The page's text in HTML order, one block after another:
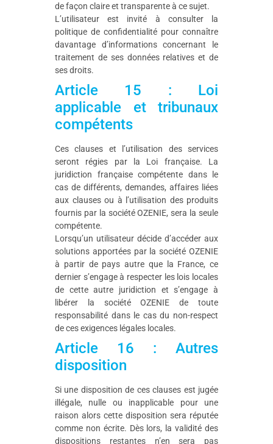
de façon claire et transparente à ce sujet.
L’utilisateur est invité à consulter la
politique de confidentialité pour connaître
davantage d’informations concernant le
traitement de ses données relatives et de
ses droits.
Article 15 : Loi
applicable et tribunaux
compétents
Ces clauses et l’utilisation des services
seront régies par la Loi française. La
juridiction française compétente dans le
cas de différents, demandes, affaires liées
aux clauses ou à l’utilisation des produits
fournis par la société OZENIE, sera la seule
compétente.
Lorsqu’un utilisateur décide d’accéder aux
solutions apportées par la société OZENIE
à partir de pays autre que la France, ce
dernier s’engage à respecter les lois locales
de cette autre juridiction et s’engage à
libérer la société OZENIE de toute
responsabilité dans le cas du non-respect
de ces exigences légales locales.
Article 16 : Autres
disposition
Si une disposition de ces clauses est jugée
illégale, nulle ou inapplicable pour une
raison alors cette disposition sera réputée
comme non écrite. Dès lors, la validité des
dispositions restantes n’en sera pas